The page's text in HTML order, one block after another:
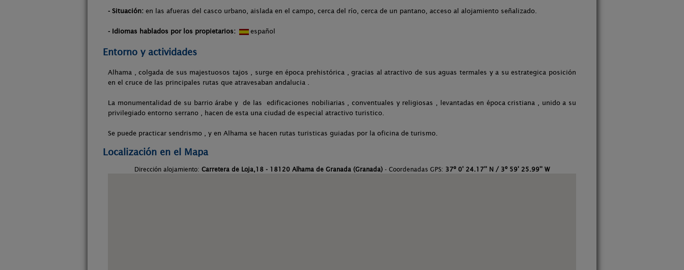
- Situación: en las afueras del casco urbano, aislada en el campo, cerca del río, cerca de un pantano, acceso al alojamiento señalizado.
- Idiomas hablados por los propietarios: español
Entorno y actividades
Alhama , colgada de sus majestuosos tajos , surge en época prehistórica , gracias al atractivo de sus aguas termales y a su estrategica posición
en el cruce de las principales rutas que atravesaban andalucia .
La monumentalidad de su barrio árabe y de las edificaciones nobiliarias , conventuales y religiosas , levantadas en época cristiana , unido a su
privilegiado entorno serrano , hacen de esta una ciudad de especial atractivo turistico.
Se puede practicar sendrismo , y en Alhama se hacen rutas turisticas guiadas por la oficina de turismo.
Localización en el Mapa
Dirección alojamiento: Carretera de Loja,18 - 18120 Alhama de Granada (Granada) - Coordenadas GPS: 37º 0' 24.17'' N / 3º 59' 25.99'' W